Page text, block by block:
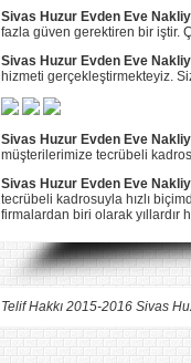
Sivas Huzur Evden Eve
fazla güven gerektiren bir iştir.
Sivas Huzur Evden Eve
hizmeti gerçekleştirmekteyiz.
Sivas HuzurEvden Eve
müşterilerimize tecrübeli
Sivas HuzurEvden Eve
tecrübeli kadrosuyla hızlı
firmalardan biri olarak yıllardır
Telif Hakkı 2015-2016 Sivas